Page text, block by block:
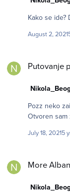
Kako se ide?
August 2, 2021
Putovanje
Pozz neko
Otvoren
July 18, 20215
More